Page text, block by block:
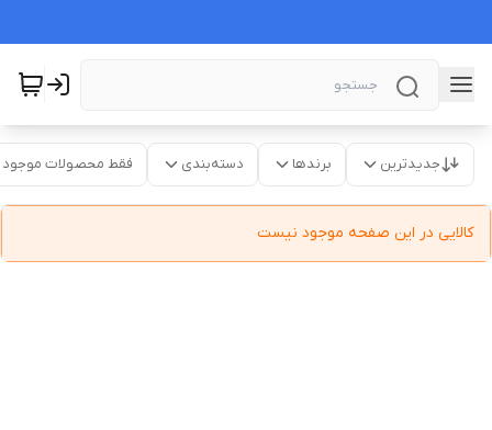
جدیدترین برندها دسته‌بندی فقط محصولات موجود
کالایی در این صفحه موجود نیست